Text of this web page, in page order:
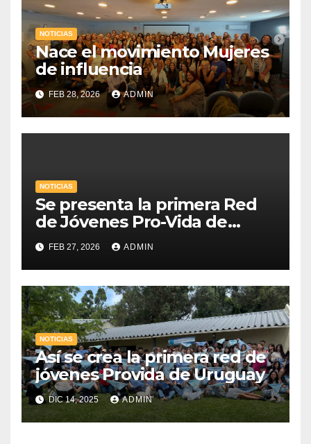
NOTICIAS
Nace el movimiento Mujeres
de influencia
FEB 28, 2026 ADMIN
NOTICIAS
Se presenta la primera Red
de Jóvenes Pro-Vida de
Uruguay
FEB 27, 2026 ADMIN
NOTICIAS
Así se crea la primera red de
jóvenes Provida de Uruguay
DIC 14, 2025 ADMIN